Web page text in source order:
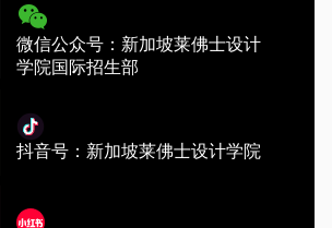
微信公众号：新加坡莱佛士设计
学院国际招生部
抖音号：新加坡莱佛士设计学院